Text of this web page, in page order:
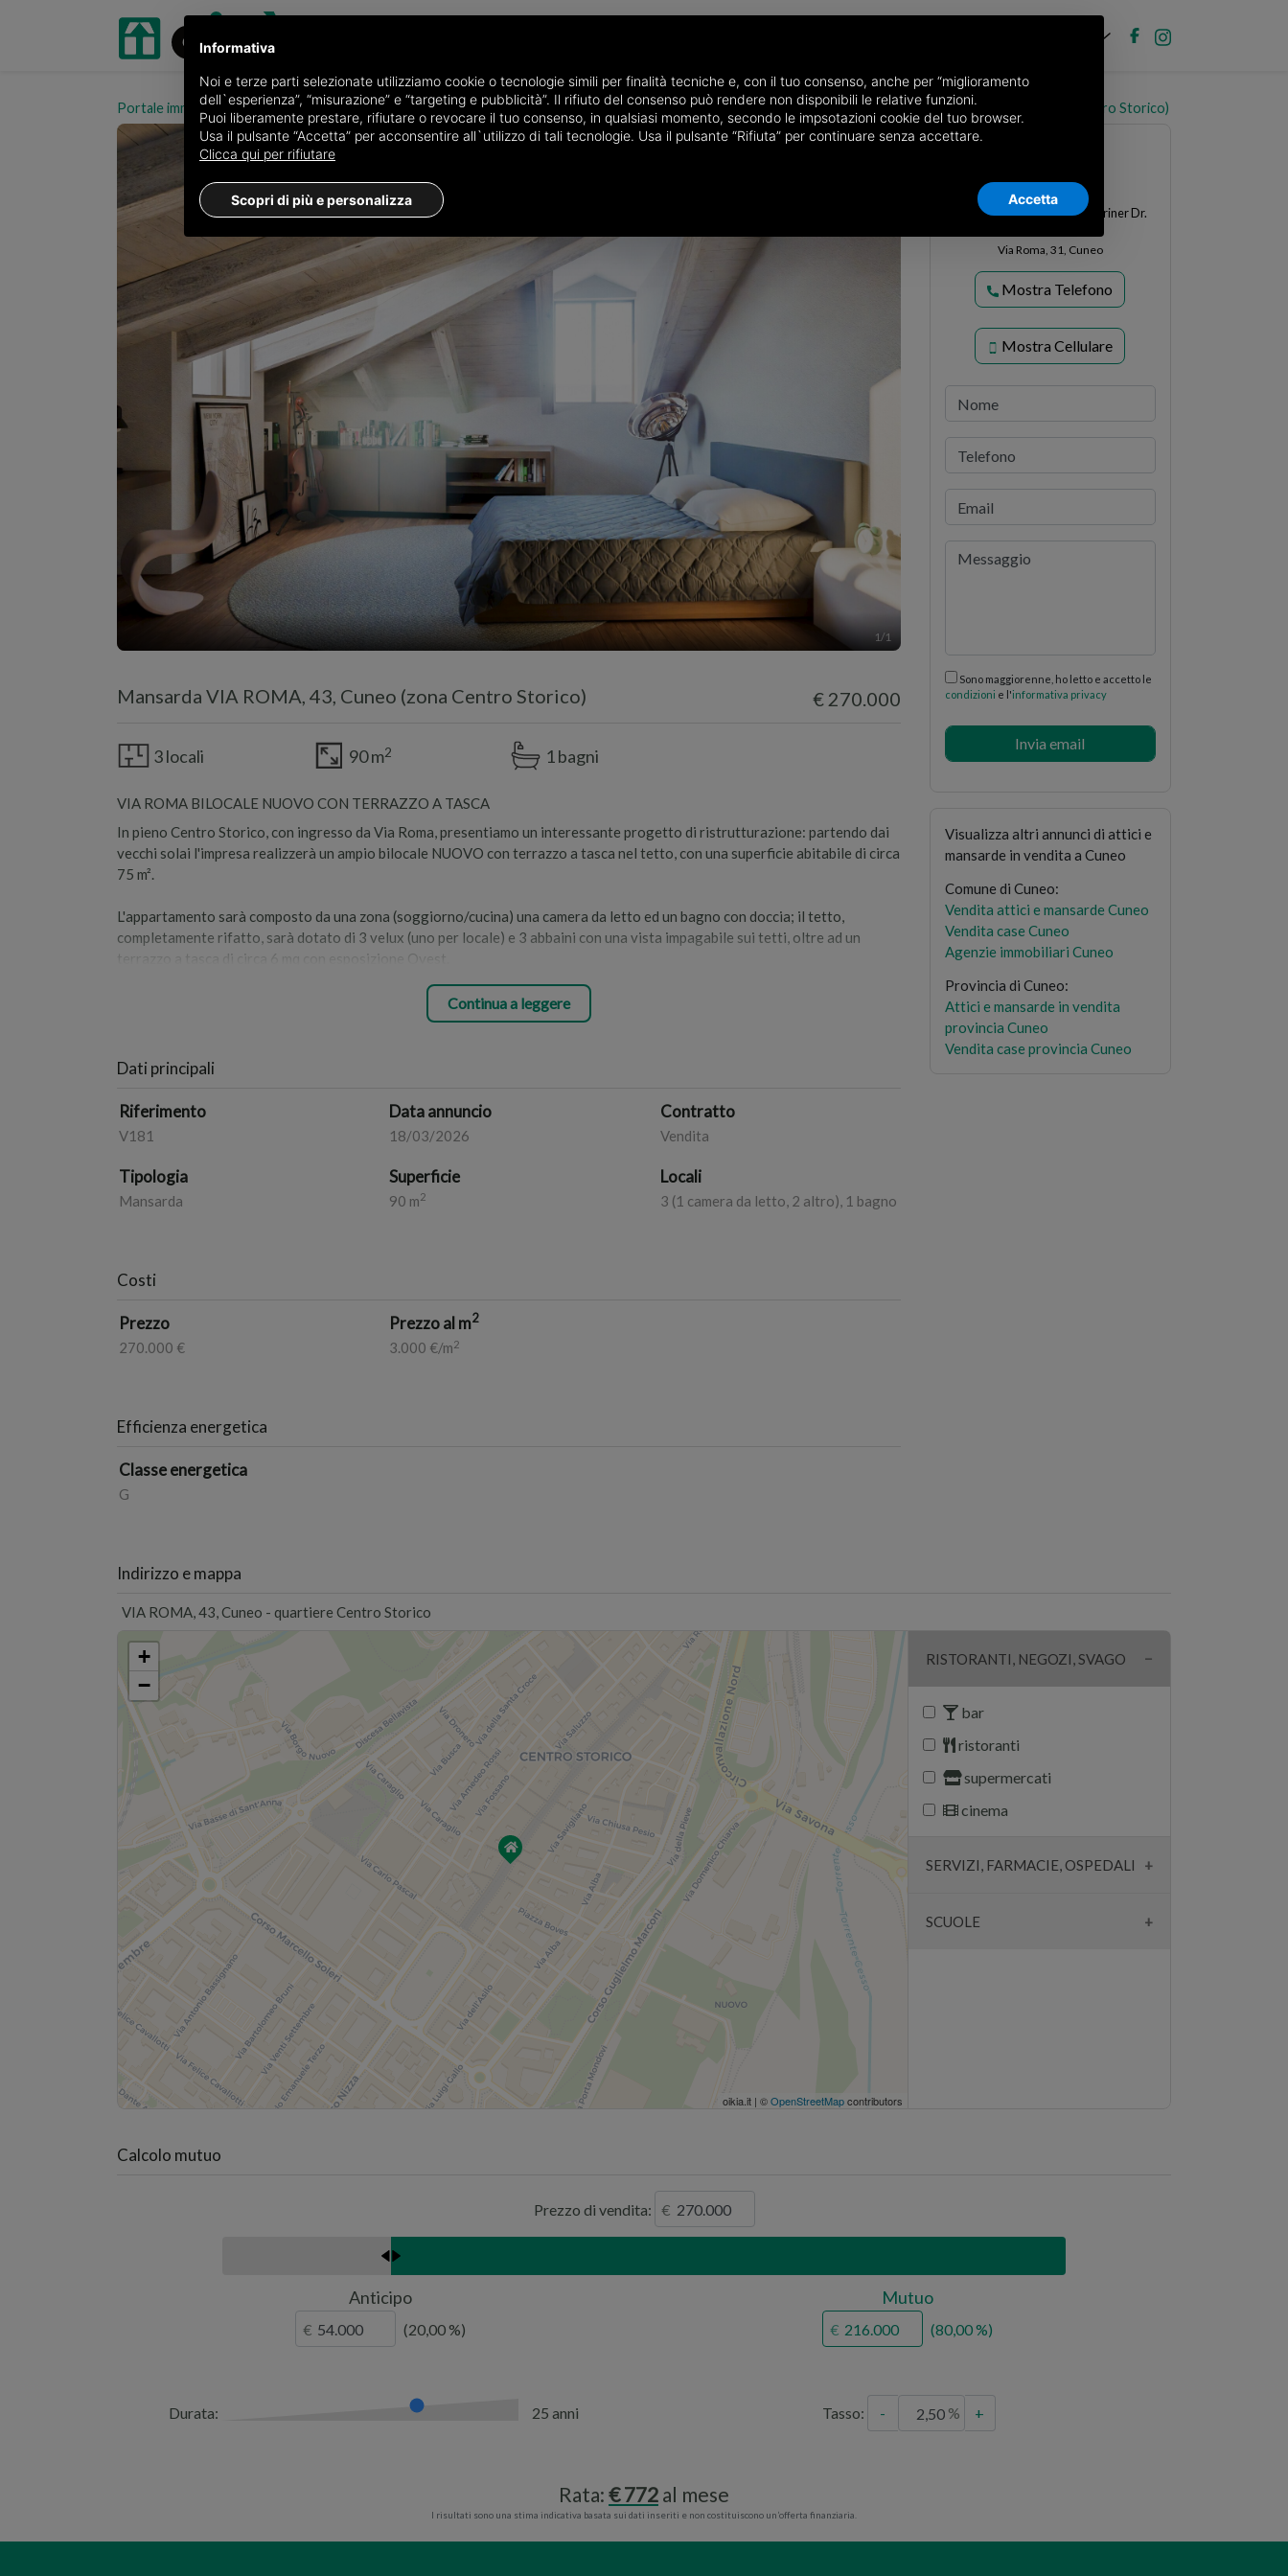
Portale immobiliare oikia.it Attici e mansarde in vendita in provincia di Cuneo Attici e mansarde in vendita a Cuneo Mansarda VIA ROMA, 43, Cuneo (zona Centro Storico)
1/1
Mansarda VIA ROMA, 43, Cuneo (zona Centro Storico) € 270.000
3 locali 90 m2 1 bagni
VIA ROMA BILOCALE NUOVO CON TERRAZZO A TASCA
In pieno Centro Storico, con ingresso da Via Roma, presentiamo un interessante progetto di ristrutturazione: partendo dai
vecchi solai l'impresa realizzerà un ampio bilocale NUOVO con terrazzo a tasca nel tetto, con una superficie abitabile di circa
75 m².
L'appartamento sarà composto da una zona (soggiorno/cucina) una camera da letto ed un bagno con doccia; il tetto,
completamente rifatto, sarà dotato di 3 velux (uno per locale) e 3 abbaini con una vista impagabile sui tetti, oltre ad un
terrazzo a tasca di circa 6 mq con esposizione Ovest.
la ristrutturazione comporterà circa 12-18 mesi di lavori e verrà consegnato NUOVO con scelta dei materiali da capitolato;
sarà altresì possibile avvalersi di alcuni benefici fiscali; da notare che l'immobile si trova a pochi passi da Piazza Boves dove
Continua a leggere
Dati principali
Riferimento
V181
Data annuncio
18/03/2026
Contratto
Vendita
Tipologia
Mansarda
Superficie
90 m2
Locali
3 (1 camera da letto, 2 altro), 1 bagno
Costi
Prezzo
270.000 €
Prezzo al m2
3.000 €/m2
Efficienza energetica
Classe energetica
G
Immobiliare Cavallo di Mestriner Dr.
Via Roma, 31, Cuneo
Mostra Telefono
Mostra Cellulare
Sono maggiorenne, ho letto e accetto le
condizioni e l'informativa privacy
Visualizza altri annunci di attici e
mansarde in vendita a Cuneo
Comune di Cuneo:
Vendita attici e mansarde Cuneo
Vendita case Cuneo
Agenzie immobiliari Cuneo
Provincia di Cuneo:
Attici e mansarde in vendita
provincia Cuneo
Vendita case provincia Cuneo
Indirizzo e mappa
VIA ROMA, 43, Cuneo - quartiere Centro Storico
+
−
oikia.it | ©OpenStreetMapcontributors
RISTORANTI, NEGOZI, SVAGO
bar
ristoranti
supermercati
cinema
SERVIZI, FARMACIE, OSPEDALI
farmacie
SCUOLE
Calcolo mutuo
Prezzo di vendita:
Anticipo
20,00
Mutuo
80,00
Durata: 25 anni Tasso: - +
Rata: 772 al mese
I risultati sono una stima indicativa basata sui dati inseriti e non costituiscono un’offerta finanziaria.
Informativa
Noi e terze parti selezionate utilizziamo cookie o tecnologie simili per finalità tecniche e, con il tuo consenso, anche per “miglioramento
dell`esperienza”, “misurazione” e “targeting e pubblicità”. Il rifiuto del consenso può rendere non disponibili le relative funzioni.
Puoi liberamente prestare, rifiutare o revocare il tuo consenso, in qualsiasi momento, secondo le impsotazioni cookie del tuo browser.
Usa il pulsante “Accetta” per acconsentire all`utilizzo di tali tecnologie. Usa il pulsante “Rifiuta” per continuare senza accettare.
Clicca qui per rifiutare
Scopri di più e personalizza Accetta